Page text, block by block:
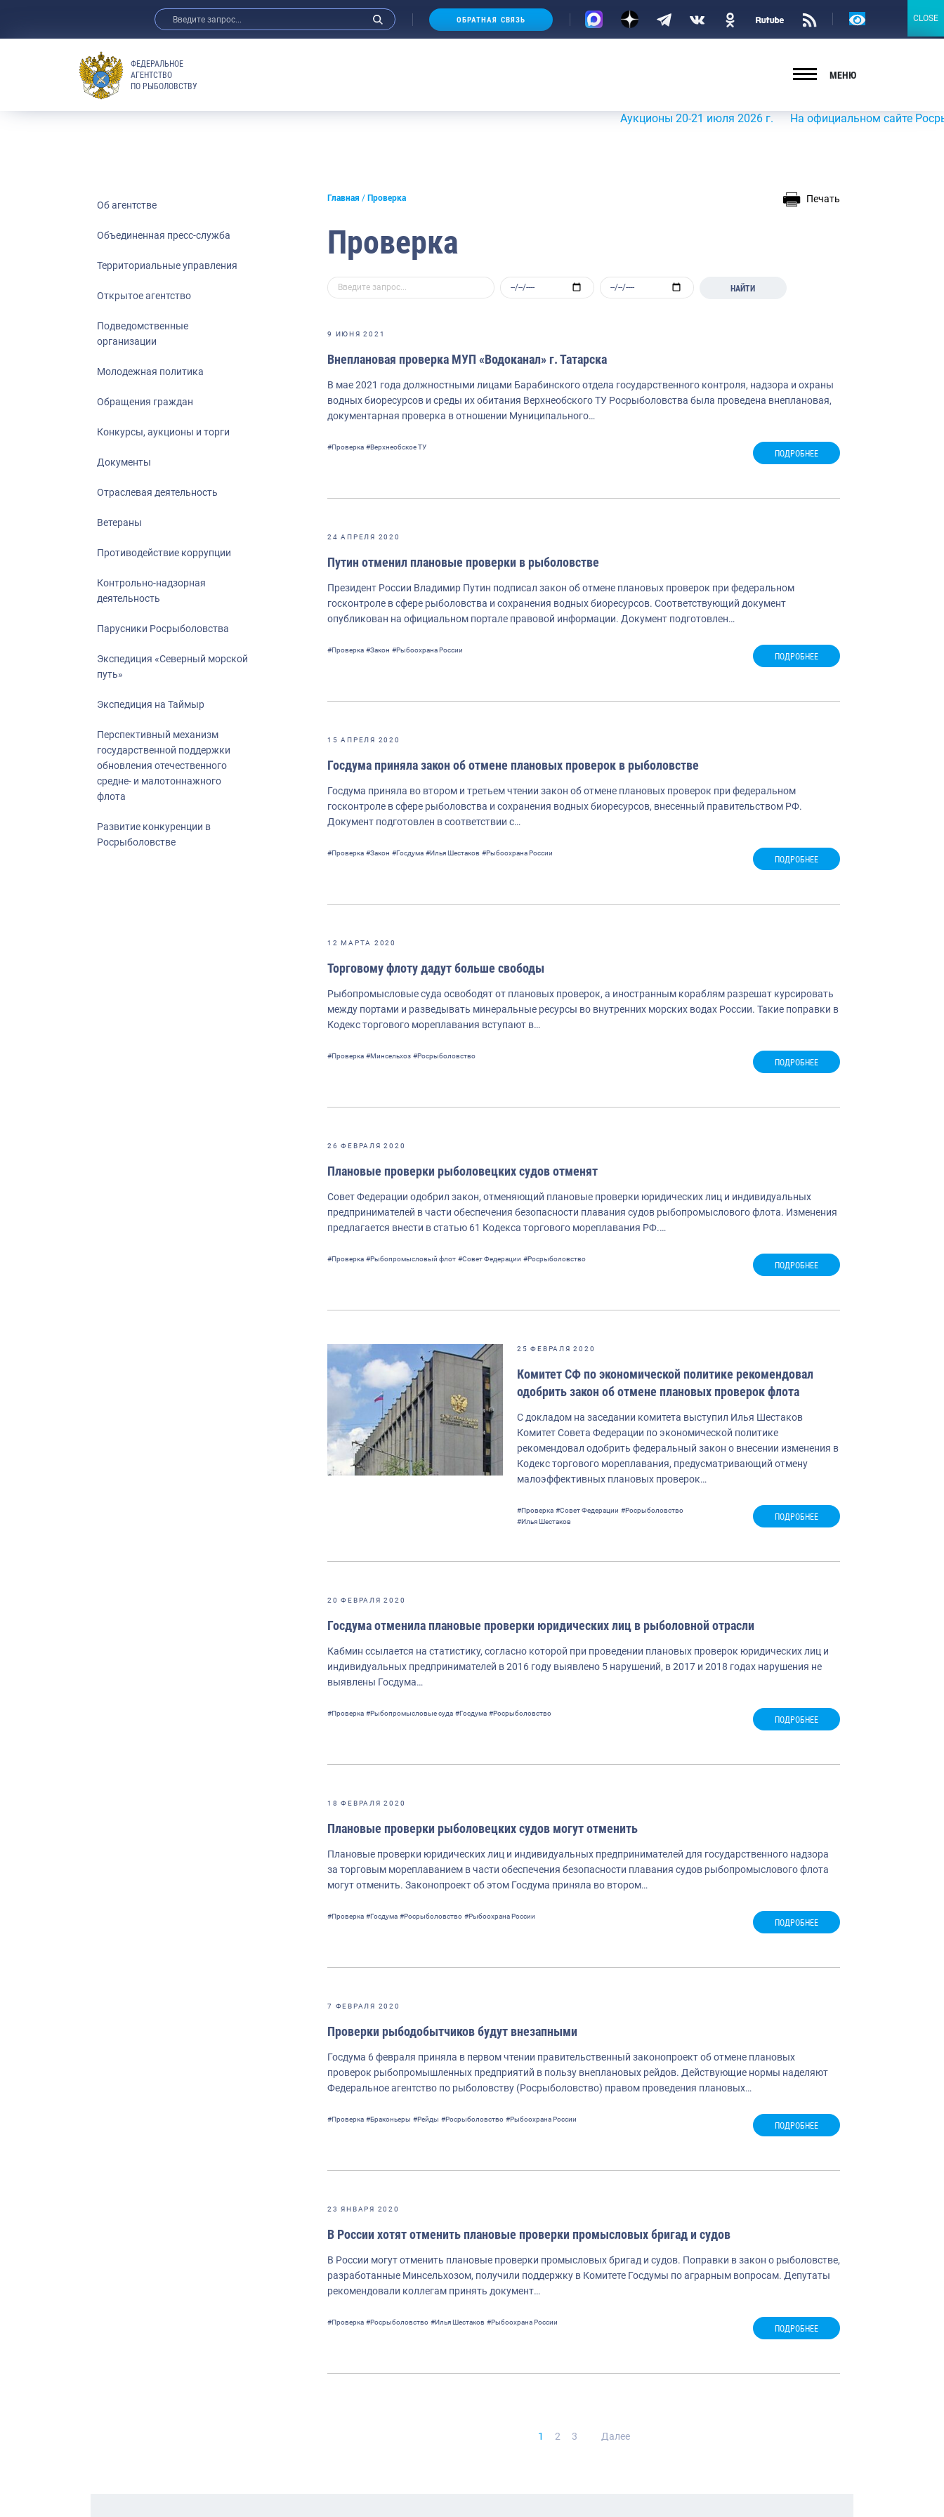
ОБРАТНАЯ СВЯЗЬ
Версия
ФЕДЕРАЛЬНОЕ
АГЕНТСТВО
ПО РЫБОЛОВСТВУ
МЕНЮ
Аукционы 20-21 июля 2026 г. На официальном сайте
Об агентстве
Объединенная пресс-служба
Территориальные управления
Открытое агентство
Подведомственные
организации
Молодежная политика
Обращения граждан
Конкурсы, аукционы и торги
Документы
Отраслевая деятельность
Ветераны
Противодействие коррупции
Контрольно-надзорная
деятельность
Парусники Росрыболовства
Экспедиция «Северный морской
путь»
Экспедиция на Таймыр
Перспективный механизм
государственной поддержки
обновления отечественного
средне- и малотоннажного
флота
Развитие конкуренции в
Росрыболовстве
Главная Проверка Печать
Проверка
НАЙТИ
9 ИЮНЯ 2021
Внеплановая проверка МУП «Водоканал» г. Татарска
В мае 2021 года должностными лицами Барабинского отдела государственного контроля, надзора и охраны
водных биоресурсов и среды их обитания Верхнеобского ТУ Росрыболовства была проведена внеплановая,
документарная проверка в отношении Муниципального…
#Проверка #Верхнеобское ТУ
ПОДРОБНЕЕ
24 АПРЕЛЯ 2020
Путин отменил плановые проверки в рыболовстве
Президент России Владимир Путин подписал закон об отмене плановых проверок при федеральном
госконтроле в сфере рыболовства и сохранения водных биоресурсов. Соответствующий документ
опубликован на официальном портале правовой информации. Документ подготовлен…
#Проверка #Закон #Рыбоохрана России
ПОДРОБНЕЕ
15 АПРЕЛЯ 2020
Госдума приняла закон об отмене плановых проверок в рыболовстве
Госдума приняла во втором и третьем чтении закон об отмене плановых проверок при федеральном
госконтроле в сфере рыболовства и сохранения водных биоресурсов, внесенный правительством РФ.
Документ подготовлен в соответствии с…
#Проверка #Закон #Госдума #Илья Шестаков #Рыбоохрана России
ПОДРОБНЕЕ
12 МАРТА 2020
Торговому флоту дадут больше свободы
Рыбопромысловые суда освободят от плановых проверок, а иностранным кораблям разрешат курсировать
между портами и разведывать минеральные ресурсы во внутренних морских водах России. Такие поправки в
Кодекс торгового мореплавания вступают в…
#Проверка #Минсельхоз #Росрыболовство
ПОДРОБНЕЕ
26 ФЕВРАЛЯ 2020
Плановые проверки рыболовецких судов отменят
Совет Федерации одобрил закон, отменяющий плановые проверки юридических лиц и индивидуальных
предпринимателей в части обеспечения безопасности плавания судов рыбопромыслового флота. Изменения
предлагается внести в статью 61 Кодекса торгового мореплавания РФ.…
#Проверка #Рыбопромысловый флот #Совет Федерации #Росрыболовство
ПОДРОБНЕЕ
25 ФЕВРАЛЯ 2020
Комитет СФ по экономической политике рекомендовал
одобрить закон об отмене плановых проверок флота
С докладом на заседании комитета выступил Илья Шестаков
Комитет Совета Федерации по экономической политике
рекомендовал одобрить федеральный закон о внесении изменения в
Кодекс торгового мореплавания, предусматривающий отмену
малоэффективных плановых проверок…
#Проверка #Совет Федерации #Росрыболовство
#Илья Шестаков
ПОДРОБНЕЕ
20 ФЕВРАЛЯ 2020
Госдума отменила плановые проверки юридических лиц в рыболовной отрасли
Кабмин ссылается на статистику, согласно которой при проведении плановых проверок юридических лиц и
индивидуальных предпринимателей в 2016 году выявлено 5 нарушений, в 2017 и 2018 годах нарушения не
выявлены Госдума…
#Проверка #Рыбопромысловые суда #Госдума #Росрыболовство
ПОДРОБНЕЕ
18 ФЕВРАЛЯ 2020
Плановые проверки рыболовецких судов могут отменить
Плановые проверки юридических лиц и индивидуальных предпринимателей для государственного надзора
за торговым мореплаванием в части обеспечения безопасности плавания судов рыбопромыслового флота
могут отменить. Законопроект об этом Госдума приняла во втором…
#Проверка #Госдума #Росрыболовство #Рыбоохрана России
ПОДРОБНЕЕ
7 ФЕВРАЛЯ 2020
Проверки рыбодобытчиков будут внезапными
Госдума 6 февраля приняла в первом чтении правительственный законопроект об отмене плановых
проверок рыбопромышленных предприятий в пользу внеплановых рейдов. Действующие нормы наделяют
Федеральное агентство по рыболовству (Росрыболовство) правом проведения плановых…
#Проверка #Браконьеры #Рейды #Росрыболовство #Рыбоохрана России
ПОДРОБНЕЕ
23 ЯНВАРЯ 2020
В России хотят отменить плановые проверки промысловых бригад и судов
В России могут отменить плановые проверки промысловых бригад и судов. Поправки в закон о рыболовстве,
разработанные Минсельхозом, получили поддержку в Комитете Госдумы по аграрным вопросам. Депутаты
рекомендовали коллегам принять документ…
#Проверка #Росрыболовство #Илья Шестаков #Рыбоохрана России
ПОДРОБНЕЕ
Навигация
1 2 3 Далее
CLOSE
CLOSE